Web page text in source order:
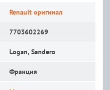
Renault оригинал
7703602269
Logan, Sandero
Франция